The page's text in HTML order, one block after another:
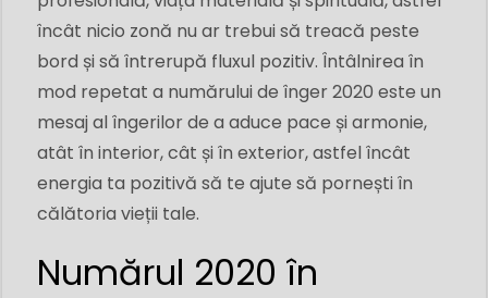
încât nicio zonă nu ar trebui să treacă peste
bord și să întrerupă fluxul pozitiv. Întâlnirea în
mod repetat a numărului de înger 2020 este un
mesaj al îngerilor de a aduce pace și armonie,
atât în ​​interior, cât și în exterior, astfel încât
energia ta pozitivă să te ajute să pornești în
călătoria vieții tale.
Numărul 2020 în